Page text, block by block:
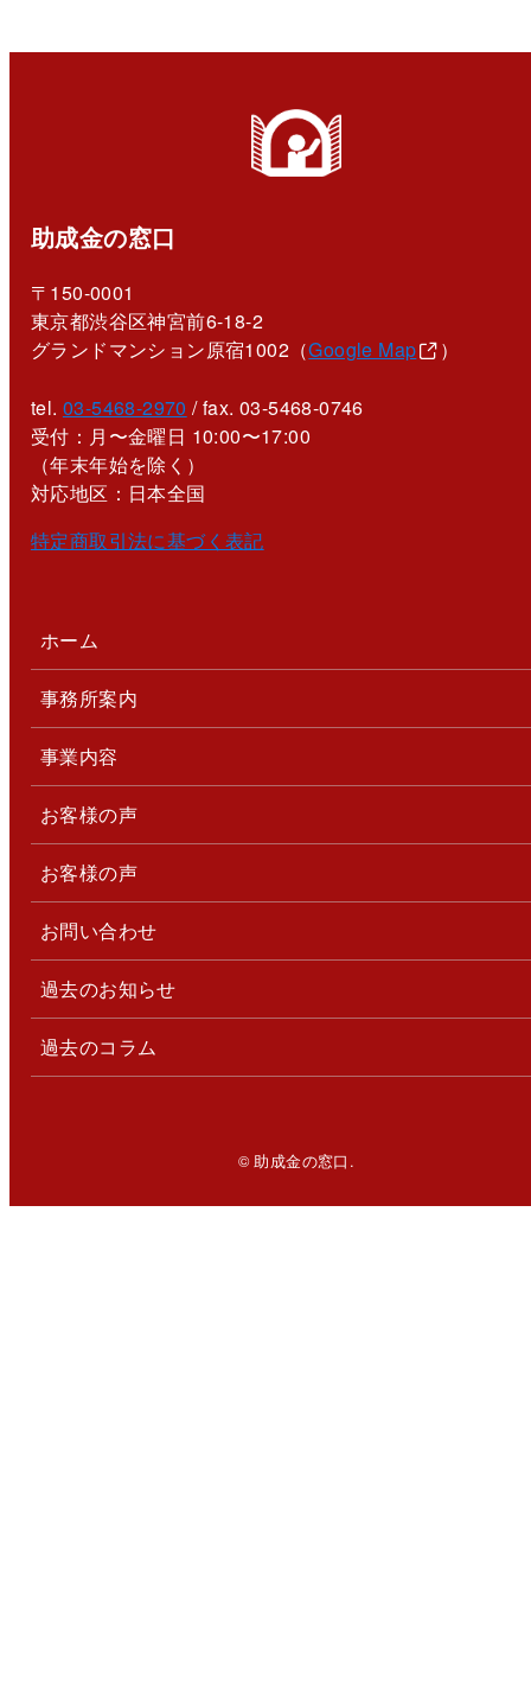
助成金の窓口
〒150-0001
東京都渋谷区神宮前6-18-2
グランドマンション原宿1002（Google Map ）
tel. 03-5468-2970 / fax. 03-5468-0746
受付：月〜金曜日 10:00〜17:00
（年末年始を除く）
対応地区：日本全国
特定商取引法に基づく表記
ホーム
事務所案内
事業内容
お客様の声
お客様の声
お問い合わせ
過去のお知らせ
過去のコラム
© 助成金の窓口.